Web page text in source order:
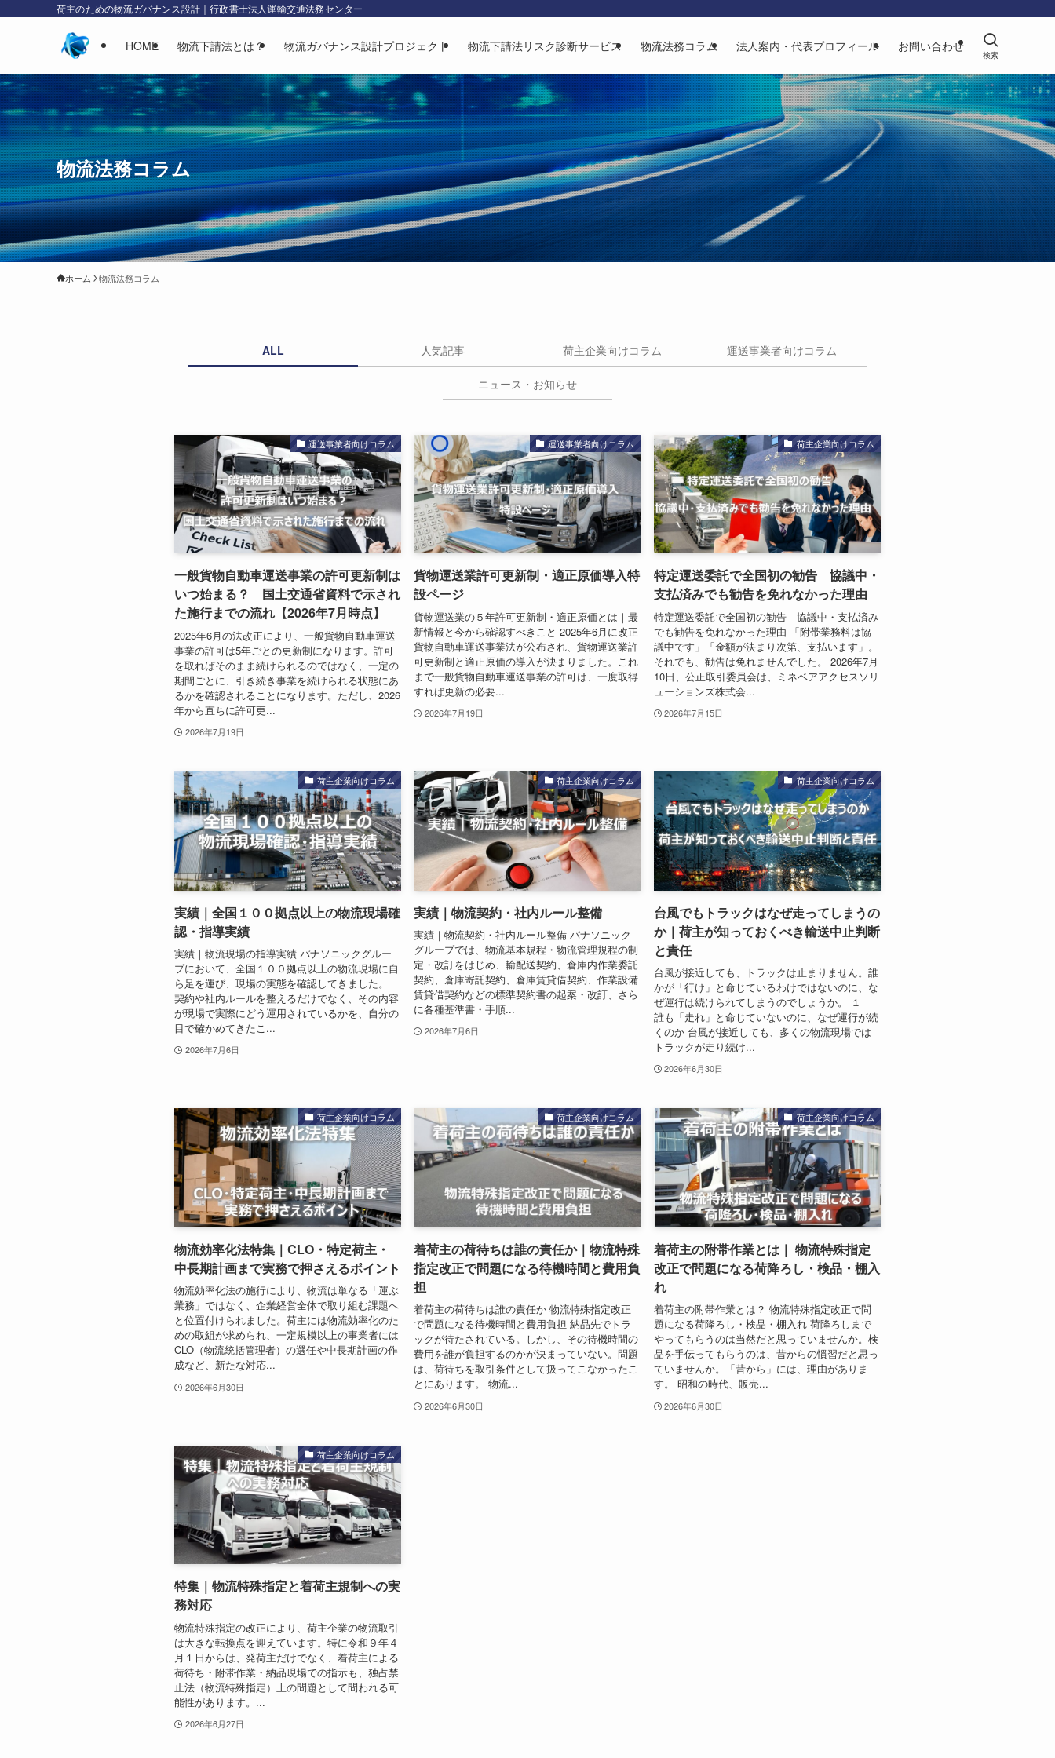
荷主のための物流ガバナンス設計｜行政書士法人運輸交通法務センター
HOME 物流下請法とは？ 物流ガバナンス設計プロジェクト 物流下請法リスク診断サービス 物流法務コラム 法人案内・代表プロフィール お問い合わせ
物流法務コラム
ホーム 物流法務コラム
ALL 人気記事 荷主企業向けコラム 運送事業者向けコラム
ニュース・お知らせ
運送事業者向けコラム
一般貨物自動車運送事業の許可更新制は
いつ始まる？ 国土交通省資料で示され
た施行までの流れ【2026年7月時点】
2025年6月の法改正により、一般貨物自動車運送
事業の許可は5年ごとの更新制になります。許可
を取ればそのまま続けられるのではなく、一定の
期間ごとに、引き続き事業を続けられる状態にあ
るかを確認されることになります。ただし、2026
年から直ちに許可更...
2026年7月19日
運送事業者向けコラム
貨物運送業許可更新制・適正原価導入特
設ページ
貨物運送業の５年許可更新制・適正原価とは｜最
新情報と今から確認すべきこと 2025年6月に改正
貨物自動車運送事業法が公布され、貨物運送業許
可更新制と適正原価の導入が決まりました。これ
まで一般貨物自動車運送事業の許可は、一度取得
すれば更新の必要...
2026年7月19日
荷主企業向けコラム
特定運送委託で全国初の勧告 協議中・
支払済みでも勧告を免れなかった理由
特定運送委託で全国初の勧告 協議中・支払済み
でも勧告を免れなかった理由 「附帯業務料は協
議中です」「金額が決まり次第、支払います」。
それでも、勧告は免れませんでした。 2026年7月
10日、公正取引委員会は、ミネベアアクセスソリ
ューションズ株式会...
2026年7月15日
荷主企業向けコラム
実績｜全国１００拠点以上の物流現場確
認・指導実績
実績｜物流現場の指導実績 パナソニックグルー
プにおいて、全国１００拠点以上の物流現場に自
ら足を運び、現場の実態を確認してきました。
契約や社内ルールを整えるだけでなく、その内容
が現場で実際にどう運用されているかを、自分の
目で確かめてきたこ...
2026年7月6日
荷主企業向けコラム
実績｜物流契約・社内ルール整備
実績｜物流契約・社内ルール整備 パナソニック
グループでは、物流基本規程・物流管理規程の制
定・改訂をはじめ、輸配送契約、倉庫内作業委託
契約、倉庫寄託契約、倉庫賃貸借契約、作業設備
賃貸借契約などの標準契約書の起案・改訂、さら
に各種基準書・手順...
2026年7月6日
荷主企業向けコラム
台風でもトラックはなぜ走ってしまうの
か｜荷主が知っておくべき輸送中止判断
と責任
台風が接近しても、トラックは止まりません。誰
かが「行け」と命じているわけではないのに、な
ぜ運行は続けられてしまうのでしょうか。 １
誰も「走れ」と命じていないのに、なぜ運行が続
くのか 台風が接近しても、多くの物流現場では
トラックが走り続け...
2026年6月30日
荷主企業向けコラム
物流効率化法特集｜CLO・特定荷主・
中長期計画まで実務で押さえるポイント
物流効率化法の施行により、物流は単なる「運ぶ
業務」ではなく、企業経営全体で取り組む課題へ
と位置付けられました。荷主には物流効率化のた
めの取組が求められ、一定規模以上の事業者には
CLO（物流統括管理者）の選任や中長期計画の作
成など、新たな対応...
2026年6月30日
荷主企業向けコラム
着荷主の荷待ちは誰の責任か｜物流特殊
指定改正で問題になる待機時間と費用負
担
着荷主の荷待ちは誰の責任か 物流特殊指定改正
で問題になる待機時間と費用負担 納品先でトラ
ックが待たされている。しかし、その待機時間の
費用を誰が負担するのかが決まっていない。問題
は、荷待ちを取引条件として扱ってこなかったこ
とにあります。 物流...
2026年6月30日
荷主企業向けコラム
着荷主の附帯作業とは｜ 物流特殊指定
改正で問題になる荷降ろし・検品・棚入
れ
着荷主の附帯作業とは？ 物流特殊指定改正で問
題になる荷降ろし・検品・棚入れ 荷降ろしまで
やってもらうのは当然だと思っていませんか。検
品を手伝ってもらうのは、昔からの慣習だと思っ
ていませんか。「昔から」には、理由がありま
す。 昭和の時代、販売...
2026年6月30日
荷主企業向けコラム
特集｜物流特殊指定と着荷主規制への実
務対応
物流特殊指定の改正により、荷主企業の物流取引
は大きな転換点を迎えています。特に令和９年４
月１日からは、発荷主だけでなく、着荷主による
荷待ち・附帯作業・納品現場での指示も、独占禁
止法（物流特殊指定）上の問題として問われる可
能性があります。...
2026年6月27日